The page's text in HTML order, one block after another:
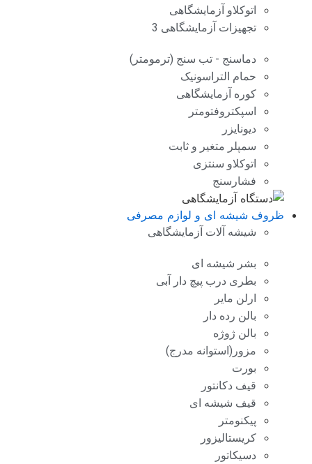
اتوکلاو آزمایشگاهی
تجهیزات آزمایشگاهی 3
دماسنج - تب سنج (ترمومتر)
حمام التراسونیک
کوره آزمایشگاهی
اسپکتروفتومتر
دیونایزر
سمپلر متغیر و ثابت
اتوکلاو سنتزی
فشارسنج
ظروف شیشه ای و لوازم مصرفی
شیشه آلات آزمایشگاهی
بشر شیشه ای
بطری درب پیچ دار آبی
ارلن مایر
بالن رده دار
بالن ژوژه
مزور(استوانه مدرج)
بورت
قیف دکانتور
قیف شیشه ای
پیکنومتر
کریستالیزور
دسیکاتور